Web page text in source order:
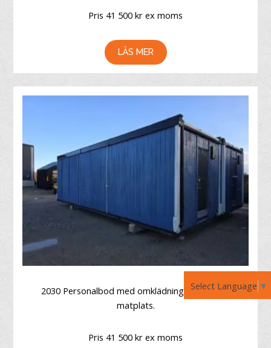
Select Language ▼
Pris 41 500 kr ex moms
LÄS MER
2030 Personalbod med omklädningsrum, samt
matplats.
Pris 41 500 kr ex moms